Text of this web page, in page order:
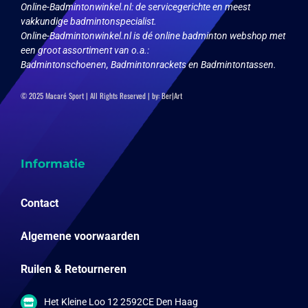
Online-Badmintonwinkel.nl:de servicegerichte en meest
vakkundige badmintonspecialist.
Online-Badmintonwinkel.nl is dé online badminton webshop met
een groot assortiment van o.a.:
Badmintonschoenen, Badmintonrackets en Badmintontassen.
© 2025 Macaré Sport | All Rights Reserved | by:Ber|Art
Informatie
Contact
Algemene voorwaarden
Ruilen & Retourneren
Het Kleine Loo 12 2592CE Den Haag